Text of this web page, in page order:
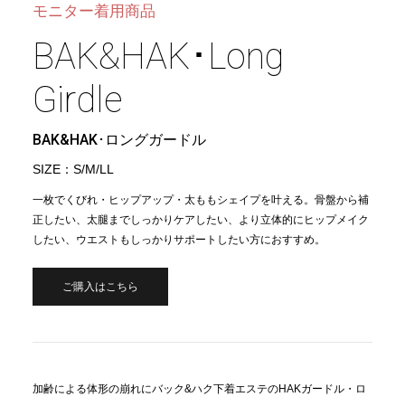
モニター着用商品
BAK&HAK･Long
Girdle
BAK&HAK･ロングガードル
SIZE：S/M/LL
一枚でくびれ・ヒップアップ・太ももシェイプを叶える。骨盤から補
正したい、太腿までしっかりケアしたい、より立体的にヒップメイク
したい、ウエストもしっかりサポートしたい方におすすめ。
ご購入はこちら
加齢による体形の崩れにバック&ハク下着エステのHAKガードル・ロ